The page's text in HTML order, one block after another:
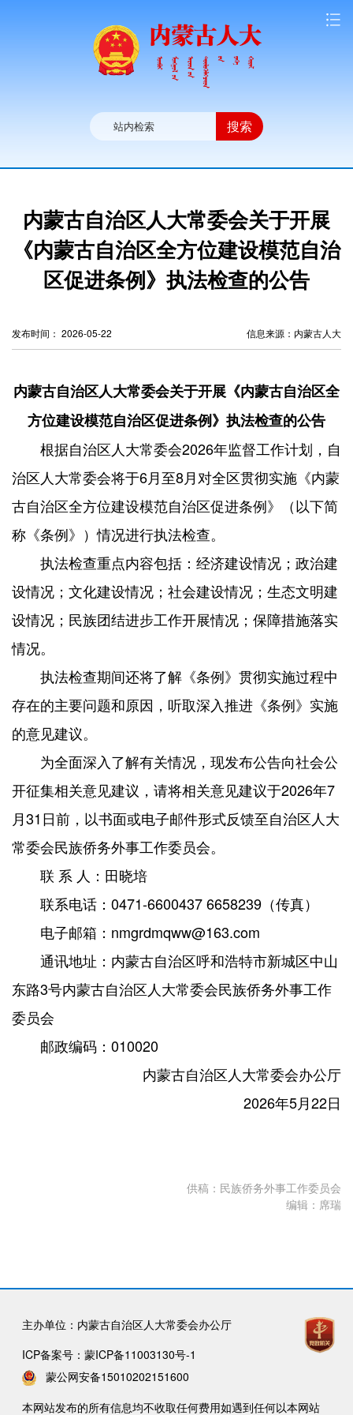
搜索
内蒙古自治区人大常委会关于开展
《内蒙古自治区全方位建设模范自治
区促进条例》执法检查的公告
信息来源： 内蒙古人大
发布时间： 2026-05-22
内蒙古自治区人大常委会关于开展《内蒙古自治区全
方位建设模范自治区促进条例》执法检查的公告
根据自治区人大常委会2026年监督工作计划，自
治区人大常委会将于6月至8月对全区贯彻实施《内蒙
古自治区全方位建设模范自治区促进条例》（以下简
称《条例》）情况进行执法检查。
执法检查重点内容包括：经济建设情况；政治建
设情况；文化建设情况；社会建设情况；生态文明建
设情况；民族团结进步工作开展情况；保障措施落实
情况。
执法检查期间还将了解《条例》贯彻实施过程中
存在的主要问题和原因，听取深入推进《条例》实施
的意见建议。
为全面深入了解有关情况，现发布公告向社会公
开征集相关意见建议，请将相关意见建议于2026年7
月31日前，以书面或电子邮件形式反馈至自治区人大
常委会民族侨务外事工作委员会。
联 系 人：田晓培
联系电话：0471-6600437 6658239（传真）
电子邮箱：nmgrdmqww@163.com
通讯地址：内蒙古自治区呼和浩特市新城区中山
东路3号内蒙古自治区人大常委会民族侨务外事工作
委员会
邮政编码：010020
内蒙古自治区人大常委会办公厅
2026年5月22日
供稿： 民族侨务外事工作委员会
编辑： 席瑞
主办单位：内蒙古自治区人大常委会办公厅
ICP备案号：蒙ICP备11003130号-1
蒙公网安备15010202151600
本网站发布的所有信息均不收取任何费用如遇到任何以本网站